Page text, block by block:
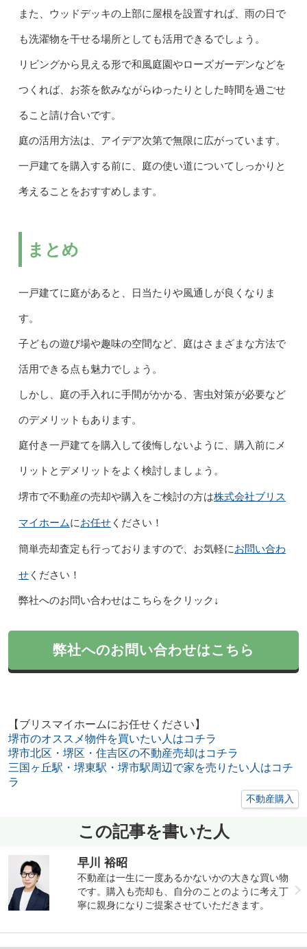
また、ウッドデッキの上部に屋根を設置すれば、雨の日で
も洗濯物を干せる場所としても活用できるでしょう。
リビングから見える形で和風庭園やローズガーデンなどを
つくれば、お茶を飲みながらゆったりとした時間を過ごせ
ること請け合いです。
庭の活用方法は、アイデア次第で無限に広がっています。
一戸建てを購入する前に、庭の使い道についてしっかりと
考えることをおすすめします。
まとめ
一戸建てに庭があると、日当たりや風通しが良くなりま
す。
子どもの遊び場や趣味の空間など、庭はさまざまな方法で
活用できる点も魅力でしょう。
しかし、庭の手入れに手間がかかる、害虫対策が必要など
のデメリットもあります。
庭付き一戸建てを購入して後悔しないように、購入前にメ
リットとデメリットをよく検討しましょう。
堺市で不動産の売却や購入をご検討の方は株式会社ブリス
マイホームにお任せください！
簡単売却査定も行っておりますので、お気軽にお問い合わ
せください！
弊社へのお問い合わせはこちらをクリック↓
弊社へのお問い合わせはこちら
【ブリスマイホームにお任せください】
堺市のオススメ物件を買いたい人はコチラ
堺市北区・堺区・住吉区の不動産売却はコチラ
三国ヶ丘駅・堺東駅・堺市駅周辺で家を売りたい人はコチ
ラ
不動産購入
この記事を書いた人
早川 裕昭
不動産は一生に一度あるかないかの大きな買い物
です。購入も売却も、自分のことのように考え丁
寧に親身になりご提案させていただきます。